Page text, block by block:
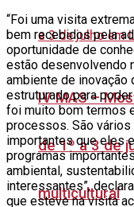
IV MAS –
de 1º a 3 de
multicultural
“Foi uma visita
bem recebidos pela
oportunidade de
estão desenvolvendo
ambiente de inovação
estruturado para
foi muito bom termos
processos. São
importantes que eles
programas
ambiental,
interessantes”,
que esteve na visita